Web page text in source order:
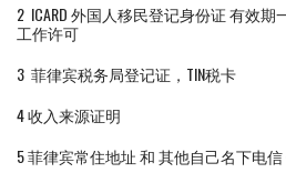
2 ICARD 外国人移民登记身份证 有效
工作许可
3 菲律宾税务局登记证，TIN税卡
4 收入来源证明
5 菲律宾常住地址 和 其他自己名下电